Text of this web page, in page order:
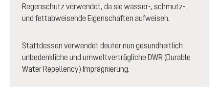
Regenschutz verwendet, da sie wasser-, schmutz-
und fettabweisende Eigenschaften aufweisen.
Stattdessen verwendet deuter nun gesundheitlich
unbedenkliche und umweltverträgliche DWR (Durable
Water Repellency) Imprägnierung.